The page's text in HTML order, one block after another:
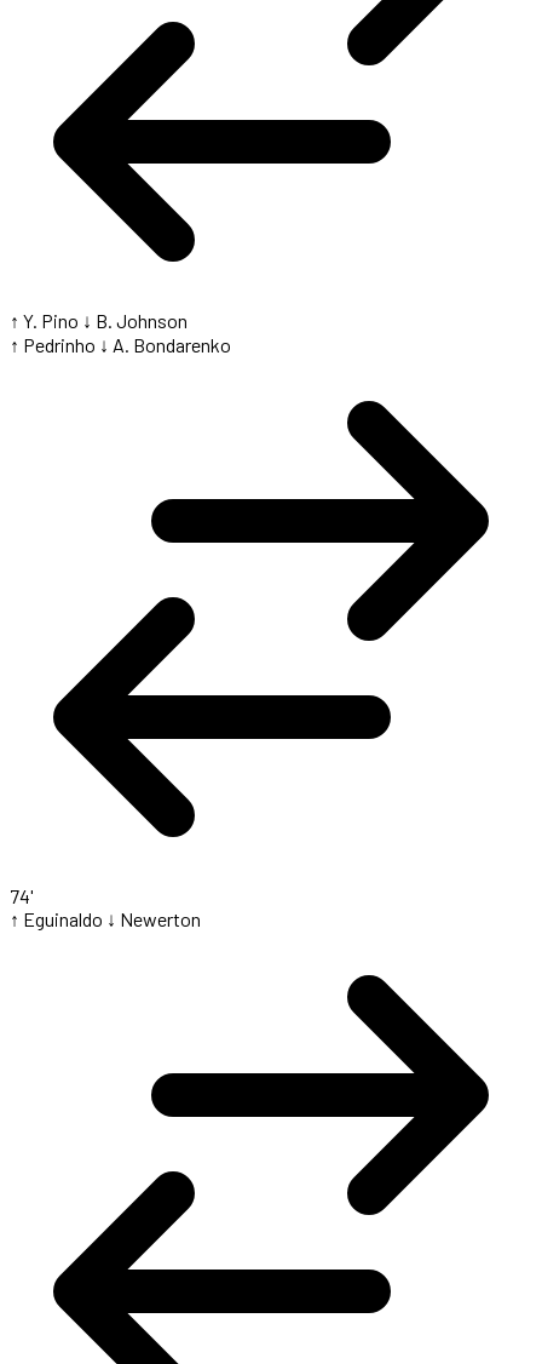
↑ Y. Pino ↓ B. Johnson
↑ Pedrinho ↓ A. Bondarenko
74'
↑ Eguinaldo ↓ Newerton